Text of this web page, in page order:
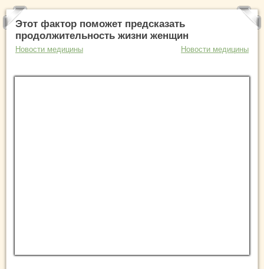
Этот фактор поможет предсказать
продолжительность жизни женщин
Новости медицины Новости медицины